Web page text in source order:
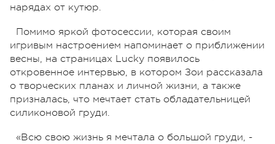
нарядах от кутюр.
Помимо яркой фотосессии, которая своим
игривым настроением напоминает о приближении
весны, на страницах Lucky появилось
откровенное интервью, в котором Зои рассказала
о творческих планах и личной жизни, а также
призналась, что мечтает стать обладательницей
силиконовой груди.
«Всю свою жизнь я мечтала о большой груди, -